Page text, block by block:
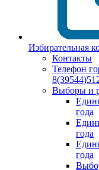
Избирательная
Контакты
Телефон
Выборы и
года
года
года